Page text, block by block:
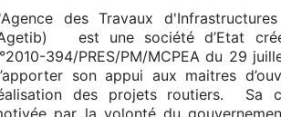
des Travaux
est une société d’Etat
394/PRES/PM/MCPEA du 29
son appui aux maitres
des projets routiers. Sa
par la volonté du